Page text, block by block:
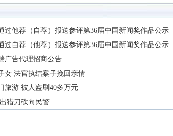
过他荐（自荐）报送参评第36届中国新闻奖作品公示
过自荐（他荐）报送参评第36届中国新闻奖作品公示
广告代理招商公告
女 法官执结案子挽回亲情
旅游 被人盗刷40多万元
出猎刀砍向民警……